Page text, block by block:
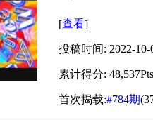
[查看]
投稿时间: 2022-10-
累计得分:
首次揭载:#784期